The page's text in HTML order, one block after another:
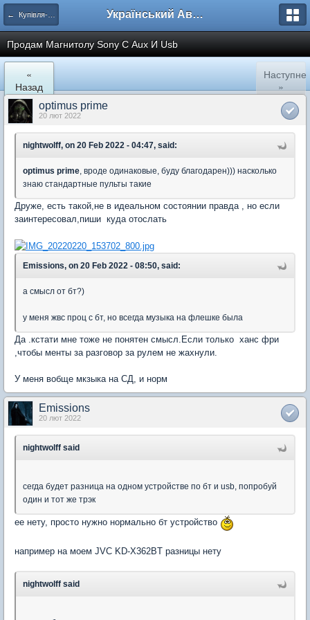
← Купівля-продаж Український Автоклуб ВАЗ
Продам Магнитолу Sony С Aux И Usb
«
Назад
Наступне
»
optimus prime
20 лют 2022
nightwolff, on 20 Feb 2022 - 04:47, said:
optimus prime, вроде одинаковые, буду благодарен))) насколько
знаю стандартные пульты такие
Друже, есть такой,не в идеальном состоянии правда , но если
заинтересовал,пиши куда отослать
Emissions, on 20 Feb 2022 - 08:50, said:
а смысл от бт?)
у меня жвс проц с бт, но всегда музыка на флешке была
Да .кстати мне тоже не понятен смысл.Если только ханс фри
,чтобы менты за разговор за рулем не жахнули.
У меня вобще мкзыка на СД, и норм
Emissions
20 лют 2022
nightwolff said
сегда будет разница на одном устройстве по бт и usb, попробуй
один и тот же трэк
ее нету, просто нужно нормально бт устройство
например на моем JVC KD-X362BT разницы нету
nightwolff said